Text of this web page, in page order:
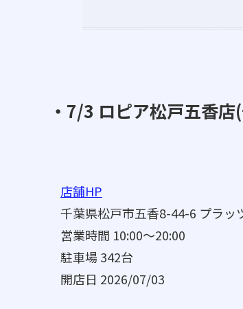
・7/3 ロピア松戸五香
店舗HP
千葉県松戸市五香8-44-6 プラッ
営業時間 10:00～20:00
駐車場 342台
開店日 2026/07/03